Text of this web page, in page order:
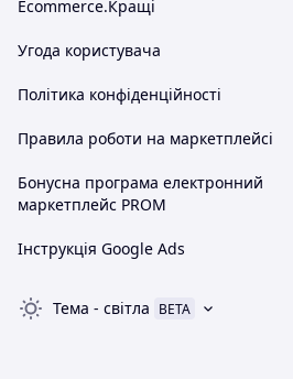
Ecommerce.Кращі
Угода користувача
Політика конфіденційності
Правила роботи на маркетплейсі
Бонусна програма електронний
маркетплейс PROM
Інструкція Google Ads
Тема - світла BETA